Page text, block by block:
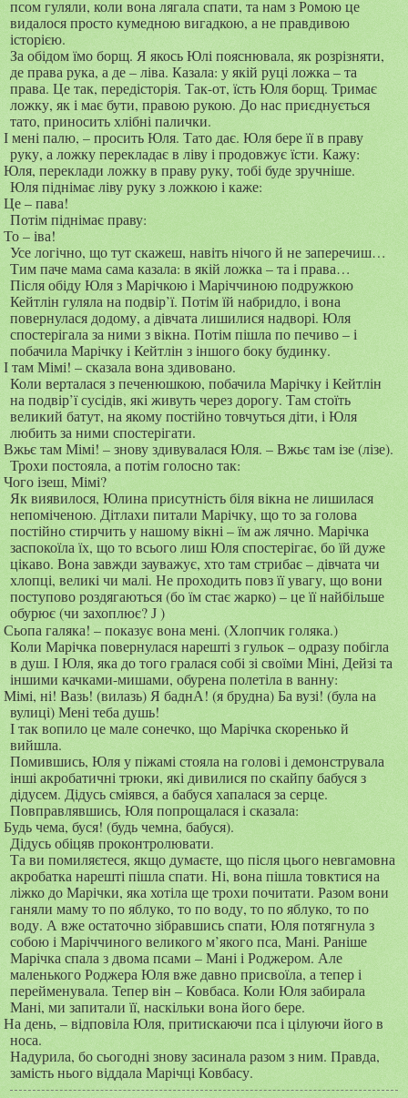
псом гуляли, коли вона лягала спати, та нам з Ромою це
видалося просто кумедною вигадкою, а не правдивою
історією.
За обідом їмо борщ. Я якось Юлі пояснювала, як розрізняти,
де права рука, а де – ліва. Казала: у якій руці ложка – та
права. Це так, передісторія. Так-от, їсть Юля борщ. Тримає
ложку, як і має бути, правою рукою. До нас приєднується
тато, приносить хлібні палички.
І мені палю, – просить Юля. Тато дає. Юля бере її в праву
руку, а ложку перекладає в ліву і продовжує їсти. Кажу:
Юля, переклади ложку в праву руку, тобі буде зручніше.
Юля піднімає ліву руку з ложкою і каже:
Це – пава!
Потім піднімає праву:
То – іва!
Усе логічно, що тут скажеш, навіть нічого й не заперечиш…
Тим паче мама сама казала: в якій ложка – та і права…
Після обіду Юля з Марічкою і Маріччиною подружкою
Кейтлін гуляла на подвір’ї. Потім їй набридло, і вона
повернулася додому, а дівчата лишилися надворі. Юля
спостерігала за ними з вікна. Потім пішла по печиво – і
побачила Марічку і Кейтлін з іншого боку будинку.
І там Мімі! – сказала вона здивовано.
Коли верталася з печенюшкою, побачила Марічку і Кейтлін
на подвір’ї сусідів, які живуть через дорогу. Там стоїть
великий батут, на якому постійно товчуться діти, і Юля
любить за ними спостерігати.
Вжьє там Мімі! – знову здивувалася Юля. – Вжьє там ізе (лізе).
Трохи постояла, а потім голосно так:
Чого ізеш, Мімі?
Як виявилося, Юлина присутність біля вікна не лишилася
непоміченою. Дітлахи питали Марічку, що то за голова
постійно стирчить у нашому вікні – їм аж лячно. Марічка
заспокоїла їх, що то всього лиш Юля спостерігає, бо їй дуже
цікаво. Вона завжди зауважує, хто там стрибає – дівчата чи
хлопці, великі чи малі. Не проходить повз її увагу, що вони
поступово роздягаються (бо їм стає жарко) – це її найбільше
обурює (чи захоплює? J )
Сьопа галяка! – показує вона мені. (Хлопчик голяка.)
Коли Марічка повернулася нарешті з гульок – одразу побігла
в душ. І Юля, яка до того гралася собі зі своїми Міні, Дейзі та
іншими качками-мишами, обурена полетіла в ванну:
Мімі, ні! Вазь! (вилазь) Я баднА! (я брудна) Ба вузі! (була на
вулиці) Мені теба душь!
І так вопило це мале сонечко, що Марічка скоренько й
вийшла.
Помившись, Юля у піжамі стояла на голові і демонструвала
інші акробатичні трюки, які дивилися по скайпу бабуся з
дідусем. Дідусь сміявся, а бабуся хапалася за серце.
Повправлявшись, Юля попрощалася і сказала:
Будь чема, буся! (будь чемна, бабуся).
Дідусь обіцяв проконтролювати.
Та ви помиляєтеся, якщо думаєте, що після цього невгамовна
акробатка нарешті пішла спати. Ні, вона пішла товктися на
ліжко до Марічки, яка хотіла ще трохи почитати. Разом вони
ганяли маму то по яблуко, то по воду, то по яблуко, то по
воду. А вже остаточно зібравшись спати, Юля потягнула з
собою і Маріччиного великого м’якого пса, Мані. Раніше
Марічка спала з двома псами – Мані і Роджером. Але
маленького Роджера Юля вже давно присвоїла, а тепер і
перейменувала. Тепер він – Ковбаса. Коли Юля забирала
Мані, ми запитали її, наскільки вона його бере.
На день, – відповіла Юля, притискаючи пса і цілуючи його в
носа.
Надурила, бо сьогодні знову засинала разом з ним. Правда,
замість нього віддала Марічці Ковбасу.